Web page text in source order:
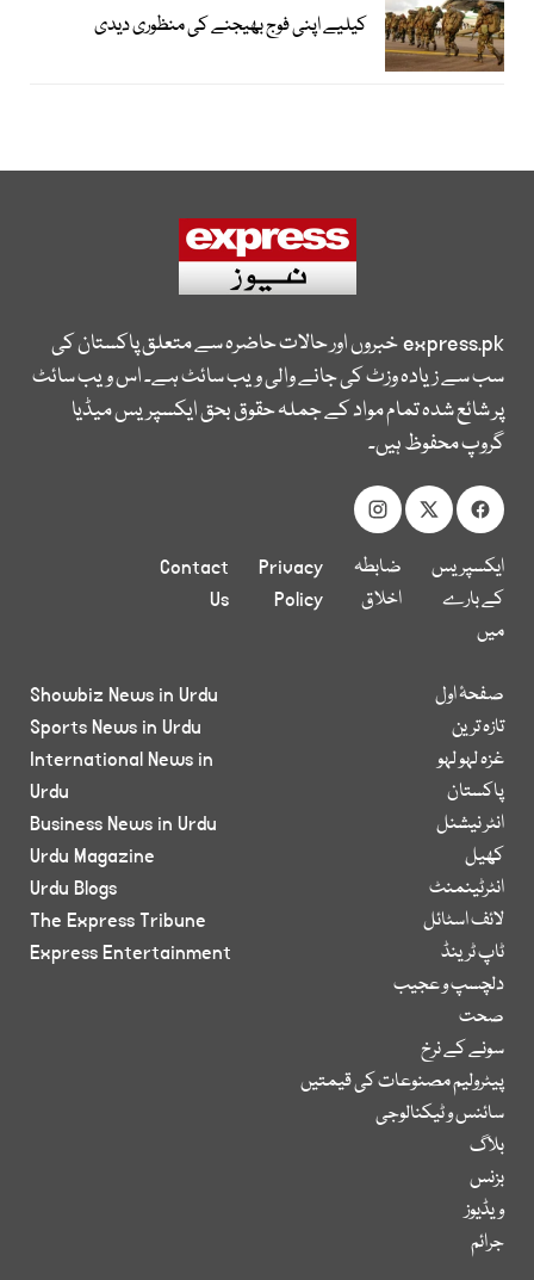
کیلیے اپنی فوج بھیجنے کی منظوری دیدی
express.pkخبروں اور حالات حاضرہ سے متعلق پاکستان کی
سب سے زیادہ وزٹ کی جانے والی ویب سائٹ ہے۔ اس ویب سائٹ
پر شائع شدہ تمام مواد کے جملہ حقوق بحق ایکسپریس میڈیا
گروپ محفوظ ہیں۔
ایکسپریس
کے بارے
میں
ضابطہ
اخلاق
Privacy
Policy
Contact
Us
صفحۂ اول
تازہ ترین
غزہ لہو لہو
پاکستان
انٹر نیشنل
کھیل
انٹرٹینمنٹ
لائف اسٹائل
ٹاپ ٹرینڈ
دلچسپ و عجیب
صحت
سونے کے نرخ
پیٹرولیم مصنوعات کی قیمتیں
سائنس و ٹیکنالوجی
بلاگ
بزنس
ویڈیوز
جرائم
Showbiz News in Urdu
Sports News in Urdu
International News in
Urdu
Business News in Urdu
Urdu Magazine
Urdu Blogs
The Express Tribune
Express Entertainment